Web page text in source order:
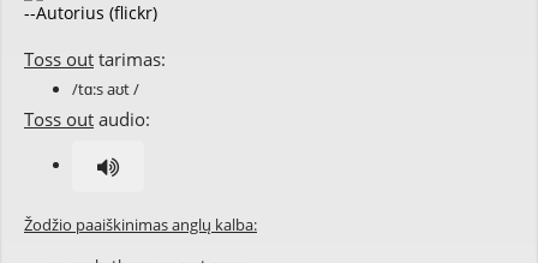
--Autorius (flickr)
Toss out tarimas:
/tɑ:s aʊt /
Toss out audio:
Žodžio paaiškinimas anglų kalba: